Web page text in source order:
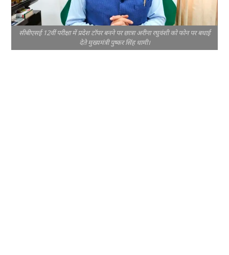
सीबीएसई 12वीं परीक्षा में प्रदेश टॉपर बनने पर छात्रा अरीना रघुवंशी को फोन पर बधाई
देते मुख्यमंत्री पुष्कर सिंह धामी।